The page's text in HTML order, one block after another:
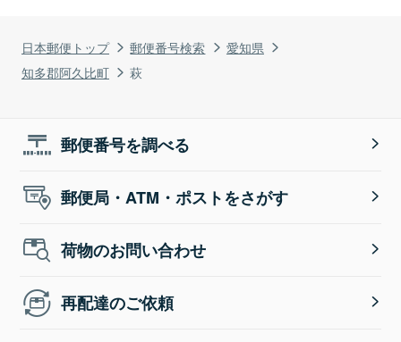
日本郵便トップ 郵便番号検索
愛知県
知多郡阿久比町
萩
郵便番号を調べる
郵便局・ATM・ポストをさがす
荷物のお問い合わせ
再配達のご依頼